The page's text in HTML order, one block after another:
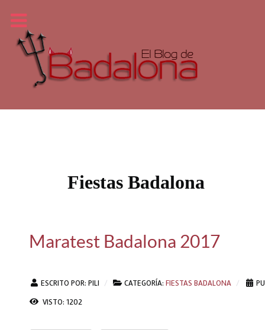
Fiestas Badalona
Maratest Badalona 2017
ESCRITO POR: PILI CATEGORÍA: FIESTAS BADALONA
VISTO: 1202